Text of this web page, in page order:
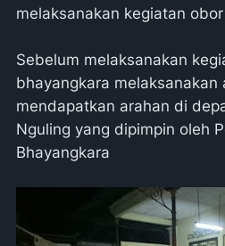
melaksanakan kegiatan
Sebelum melaksanakan
bhayangkara melaksanakan
mendapatkan arahan di
Nguling yang dipimpin oleh
Bhayangkara